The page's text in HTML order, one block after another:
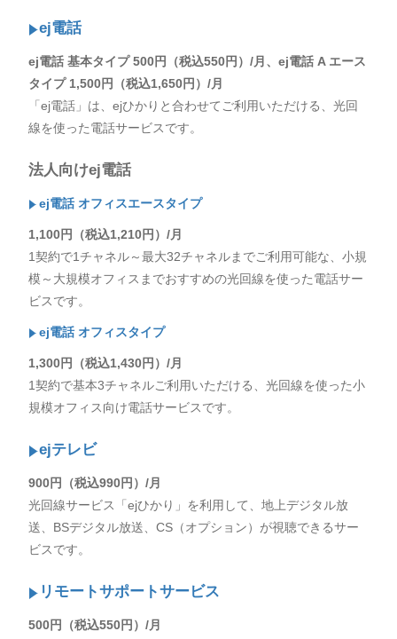
ej電話
ej電話 基本タイプ 500円（税込550円）/月、ej電話 A エース
タイプ 1,500円（税込1,650円）/月
「ej電話」は、ejひかりと合わせてご利用いただける、光回
線を使った電話サービスです。
法人向けej電話
ej電話 オフィスエースタイプ
1,100円（税込1,210円）/月
1契約で1チャネル～最大32チャネルまでご利用可能な、小規
模～大規模オフィスまでおすすめの光回線を使った電話サー
ビスです。
ej電話 オフィスタイプ
1,300円（税込1,430円）/月
1契約で基本3チャネルご利用いただける、光回線を使った小
規模オフィス向け電話サービスです。
ejテレビ
900円（税込990円）/月
光回線サービス「ejひかり」を利用して、地上デジタル放
送、BSデジタル放送、CS（オプション）が視聴できるサー
ビスです。
リモートサポートサービス
500円（税込550円）/月